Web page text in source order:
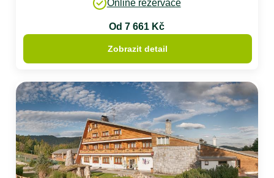
Online rezervace
Od 7 661 Kč
Zobrazit detail